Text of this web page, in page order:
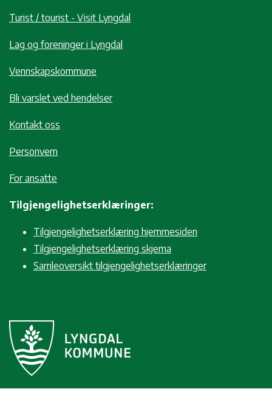
Turist / tourist - Visit Lyngdal
Lag og foreninger i Lyngdal
Vennskapskommune
Bli varslet ved hendelser
Kontakt oss
Personvern
For ansatte
Tilgjengelighetserklæringer:
Tilgjengelighetserklæring hjemmesiden
Tilgjengelighetserklæring skjema
Samleoversikt tilgjengelighetserklæringer